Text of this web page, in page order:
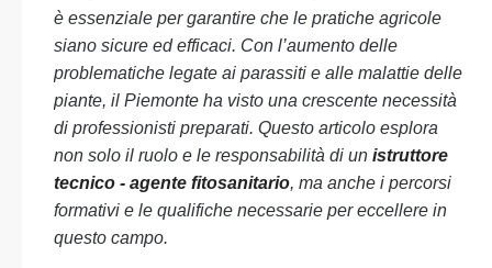
è essenziale per garantire che le pratiche agricole
siano sicure ed efficaci. Con l’aumento delle
problematiche legate ai parassiti e alle malattie delle
piante, il Piemonte ha visto una crescente necessità
di professionisti preparati. Questo articolo esplora
non solo il ruolo e le responsabilità di un istruttore
tecnico - agente fitosanitario, ma anche i percorsi
formativi e le qualifiche necessarie per eccellere in
questo campo.